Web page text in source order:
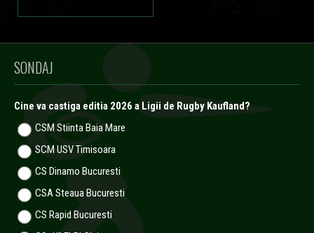
SONDAJ
Cine va castiga editia 2026 a Ligii de Rugby Kaufland?
CSM Stiinta Baia Mare
SCM USV Timisoara
CS Dinamo Bucuresti
CSA Steaua Bucuresti
CS Rapid Bucuresti